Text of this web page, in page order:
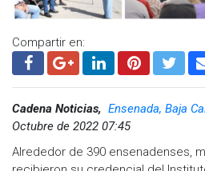
con un resultado de 11-0; y el
de 7-1.
Visita y accede a todo nuestro
www.cadenanoticias.com|
Facebook:@cadenanoticiasmx |
@cadenanoticiasmx| TikTok:
https://t.me/
Compartir en:
Cadena Noticias, Ensenada, Baja
Octubre de 2022 07:45
Alrededor de 390 ensenadenses,